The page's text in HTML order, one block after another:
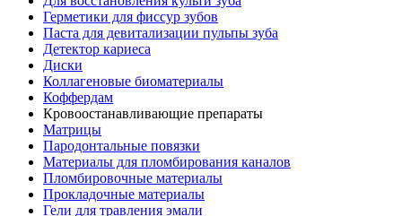
Герметики для фиссур зубов
Паста для девитализации пульпы зуба
Детектор кариеса
Диски
Коллагеновые биоматериалы
Коффердам
Кровоостанавливающие препараты
Матрицы
Пародонтальные повязки
Материалы для пломбирования каналов
Пломбировочные материалы
Прокладочные материалы
Гели для травления эмали